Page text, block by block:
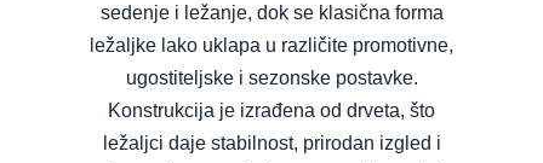
sedenje i ležanje, dok se klasična forma
ležaljke lako uklapa u različite promotivne,
ugostiteljske i sezonske postavke.
Konstrukcija je izrađena od drveta, što
ležaljci daje stabilnost, prirodan izgled i